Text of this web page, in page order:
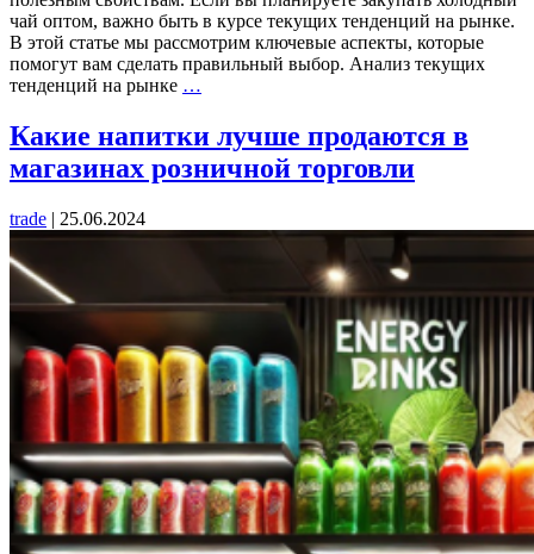
чай оптом, важно быть в курсе текущих тенденций на рынке.
В этой статье мы рассмотрим ключевые аспекты, которые
помогут вам сделать правильный выбор. Анализ текущих
тенденций на рынке …
чая:
что
оптовым
Какие напитки лучше продаются в
магазинах розничной торговли
trade | 25.06.2024